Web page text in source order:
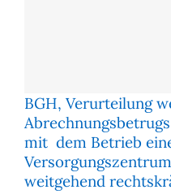
BGH, Verurteilung
mit dem Betrieb
weitgehend